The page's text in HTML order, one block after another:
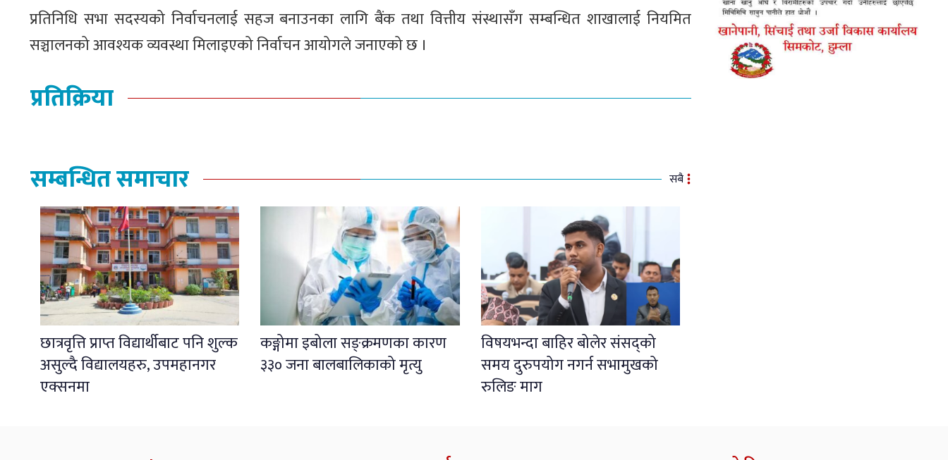
प्रतिनिधि सभा सदस्यको निर्वाचनलाई सहज बनाउनका लागि बैंक तथा वित्तीय संस्थासँग सम्बन्धित शाखालाई नियमित
सञ्चालनको आवश्यक व्यवस्था मिलाइएको निर्वाचन आयोगले जनाएको छ ।
प्रतिक्रिया
सम्बन्धित समाचार सबै
छात्रवृत्ति प्राप्त विद्यार्थीबाट पनि शुल्क
असुल्दै विद्यालयहरु, उपमहानगर
एक्सनमा
कङ्गोमा इबोला सङ्क्रमणका कारण
३३० जना बालबालिकाको मृत्यु
विषयभन्दा बाहिर बोलेर संसद्को
समय दुरुपयोग नगर्न सभामुखको
रुलिङ माग